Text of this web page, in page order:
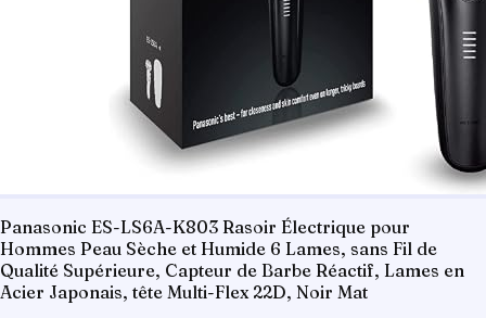
Panasonic ES-LS6A-K803 Rasoir Électrique pour
Hommes Peau Sèche et Humide 6 Lames, sans Fil de
Qualité Supérieure, Capteur de Barbe Réactif, Lames en
Acier Japonais, tête Multi-Flex 22D, Noir Mat